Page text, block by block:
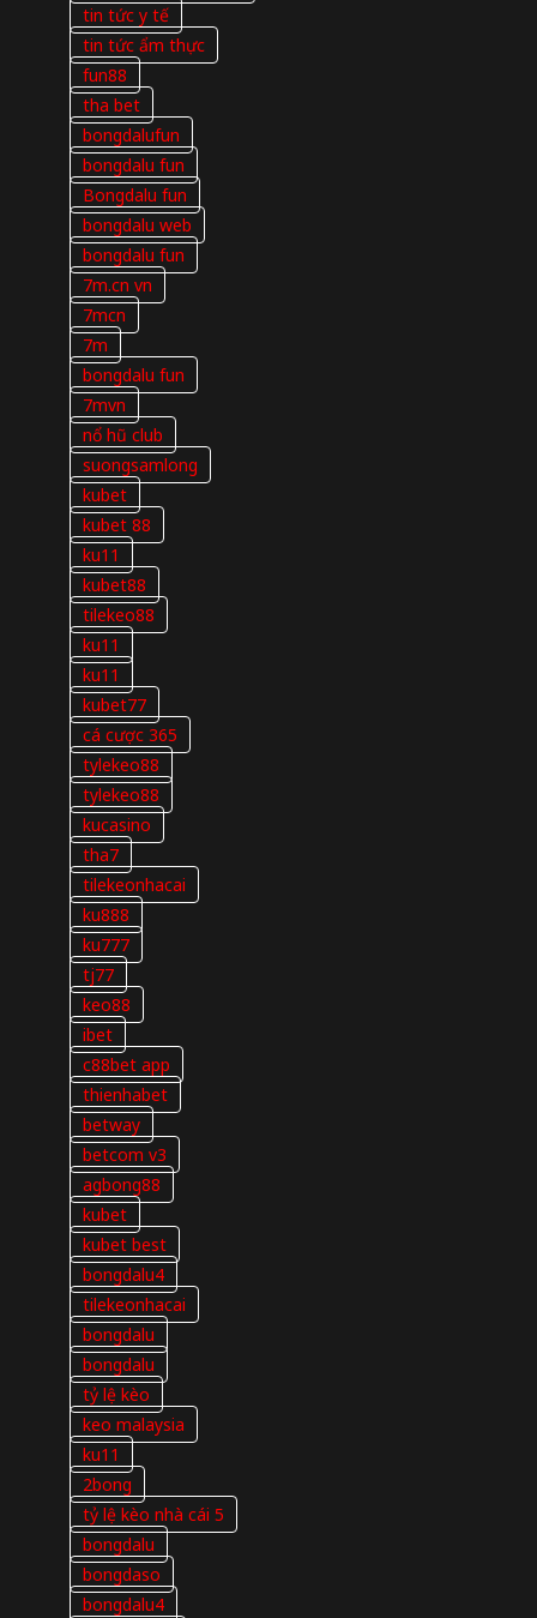
tin tức y tế
tin tức ẩm thực
fun88
tha bet
bongdalufun
bongdalu fun
Bongdalu fun
bongdalu web
bongdalu fun
7m.cn vn
7mcn
7m
bongdalu fun
7mvn
nổ hũ club
suongsamlong
kubet
kubet 88
ku11
kubet88
tilekeo88
ku11
ku11
kubet77
cá cược 365
tylekeo88
tylekeo88
kucasino
tha7
tilekeonhacai
ku888
ku777
tj77
keo88
ibet
c88bet app
thienhabet
betway
betcom v3
agbong88
kubet
kubet best
bongdalu4
tilekeonhacai
bongdalu
bongdalu
tỷ lệ kèo
keo malaysia
ku11
2bong
tỷ lệ kèo nhà cái 5
bongdalu
bongdaso
bongdalu4